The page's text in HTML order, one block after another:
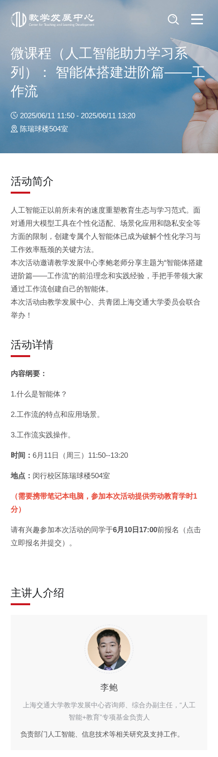
微课程（人工智能助力学习系
列）： 智能体搭建进阶篇——工
作流
2025/06/11 11:50 - 2025/06/11 13:20
陈瑞球楼504室
活动简介
人工智能正以前所未有的速度重塑教育生态与学习范式。面
对通用大模型工具在个性化适配、场景化应用和隐私安全等
方面的限制，创建专属个人智能体已成为破解个性化学习与
工作效率瓶颈的关键方法。
本次活动邀请教学发展中心李鲍老师分享主题为“智能体搭建
进阶篇——工作流”的前沿理念和实践经验，手把手带领大家
通过工作流创建自己的智能体。
本次活动由教学发展中心、共青团上海交通大学委员会联合
举办！
活动详情
内容纲要：
1.什么是智能体？
2.工作流的特点和应用场景。
3.工作流实践操作。
时间：6月11日（周三）11:50--13:20
地点： 闵行校区陈瑞球楼504室
（需要携带笔记本电脑，参加本次活动提供劳动教育学时1
分）
请有兴趣参加本次活动的同学于6月10日17:00前报名（点击
立即报名并提交）。
主讲人介绍
李鲍
上海交通大学教学发展中心咨询师、综合办副主任，“人工
智能+教育”专项基金负责人
负责部门人工智能、信息技术等相关研究及支持工作。